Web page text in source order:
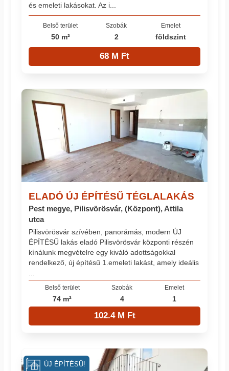
és emeleti lakásokat. Az i...
Belső terület
50 m²
Szobák
2
Emelet
földszint
68 M Ft
ELADÓ ÚJ ÉPÍTÉSŰ TÉGLALAKÁS
Pest megye, Pilisvörösvár, (Központ), Attila
utca
Pilisvörösvár szívében, panorámás, modern ÚJ
ÉPÍTÉSŰ lakás eladó Pilisvörösvár központi részén
kínálunk megvételre egy kiváló adottságokkal
rendelkező, új építésű 1.emeleti lakást, amely ideális
Belső terület
74 m²
Szobák
4
Emelet
1
102.4 M Ft
ÚJ ÉPÍTÉSŰ!